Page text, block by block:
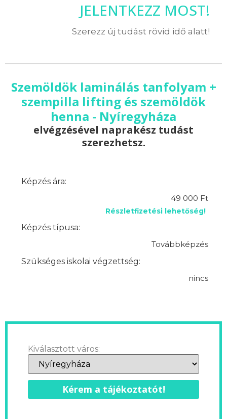
JELENTKEZZ MOST!
Szerezz új tudást rövid idő alatt!
Szemöldök laminálás tanfolyam +
szempilla lifting és szemöldök
henna - Nyíregyháza
elvégzésével naprakész tudást
szerezhetsz.
Képzés ára:
49 000 Ft
Részletfizetési lehetőség!
Képzés típusa:
Továbbképzés
Szükséges iskolai végzettség:
nincs
Kiválasztott város:
Kérem a tájékoztatót!